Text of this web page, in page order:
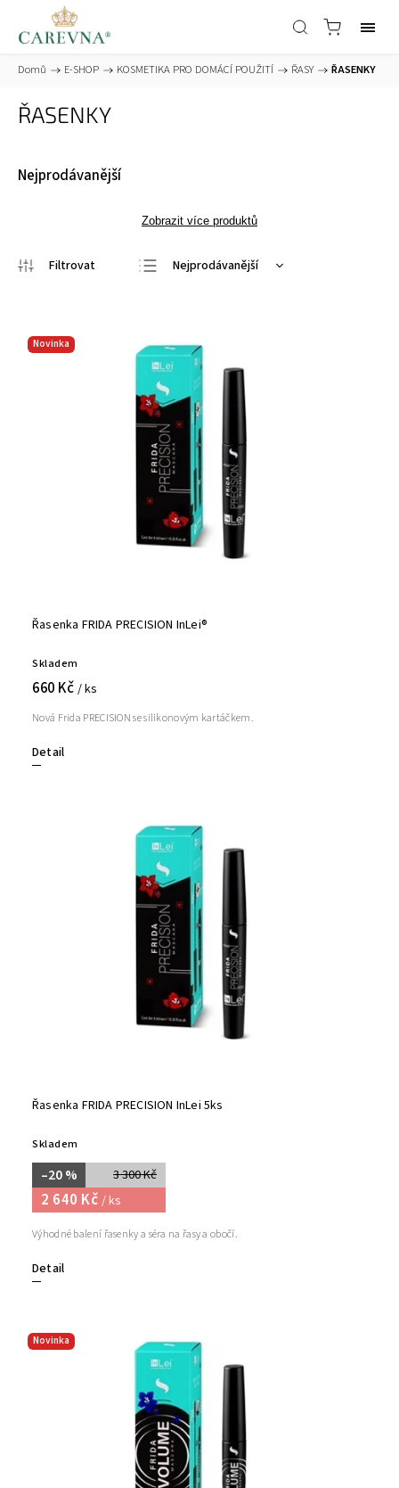
Domů / E-SHOP / KOSMETIKA PRO DOMÁCÍ POUŽITÍ / ŘASY / ŘASENKY
ŘASENKY
Nejprodávanější
Zobrazit více produktů
Nejprodávanější
Abecedně
Novinka
Řasenka FRIDA PRECISION InLei®
Skladem
660 Kč / ks
Detail
Nová Frida PRECISION se silikonovým kartáčkem.
Řasenka FRIDA PRECISION InLei 5ks
Skladem
3 300 Kč
–20 %
2 640 Kč / ks
Detail
Výhodné balení řasenky a séra na řasy a obočí.
Novinka